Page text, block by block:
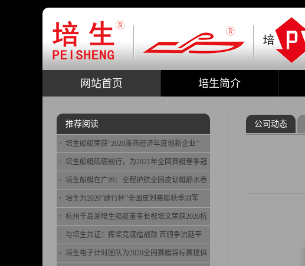
网站首页 培生简介
公司动态
推荐阅读
培生船艇荣获“2020浙商经济年度创新企业”
培生船艇砥砺前行，为2021年全国赛艇春季冠
培生船艇在广州：全程护航全国皮划艇静水春
培生为2020“建行杯”全国皮划赛艇秋季冠军
杭州千岛湖培生船艇董事长祝培文荣获2020杭
与培生共证：挥桨竞渡擂战鼓 百舸争流延平
培生电子计时团队为2020全国赛艇锦标赛提供